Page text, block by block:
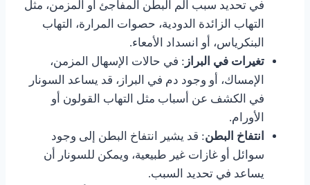
في تحديد سبب ألم البطن المفاجئ أو المزمن، مثل
التهاب الزائدة الدودية، حصوات المرارة، التهاب
البنكرياس، أو انسداد الأمعاء.
تغيرات في البراز : في حالات الإسهال المزمن،
الإمساك، أو وجود دم في البراز، قد يساعد السونار
في الكشف عن أسباب مثل التهاب القولون أو
الأورام.
انتفاخ البطن: قد يشير انتفاخ البطن إلى وجود
سوائل أو غازات غير طبيعية، ويمكن للسونار أن
يساعد في تحديد السبب.